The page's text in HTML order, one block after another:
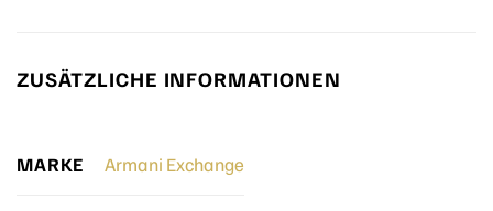
ZUSÄTZLICHE INFORMATIONEN
MARKE Armani Exchange